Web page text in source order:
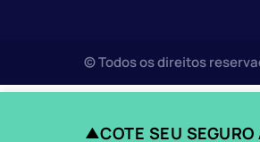
© Todos os direitos
▲COTE SEU SEGURO